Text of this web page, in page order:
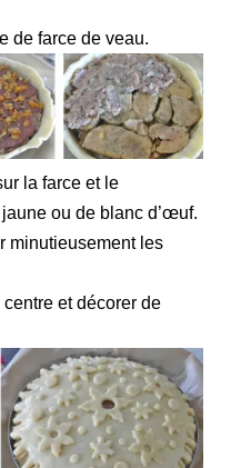
de farce de veau.
la farce et le
ou de blanc d’œuf.
minutieusement les
et décorer de